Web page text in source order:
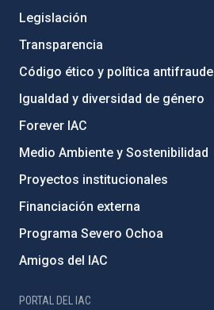
Legislación
Transparencia
Código ético y política antifraude
Igualdad y diversidad de género
Forever IAC
Medio Ambiente y Sostenibilidad
Proyectos institucionales
Financiación externa
Programa Severo Ochoa
Amigos del IAC
PORTAL DEL IAC